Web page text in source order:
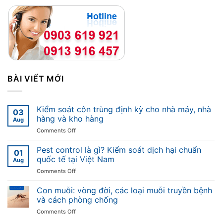
BÀI VIẾT MỚI
03
Aug
Kiểm soát côn trùng định kỳ cho nhà máy, nhà
hàng và kho hàng
Comments Offon
soát
côn
trùng
định
cho
nhà
máy,
01
Aug
Pest control là gì? Kiểm soát dịch hại chuẩn
quốc tế tại Việt Nam
Comments Offon
control
là
gì?
Kiểm
Con muỗi: vòng đời, các loại muỗi truyền bệnh
và cách phòng chống
Comments Offon